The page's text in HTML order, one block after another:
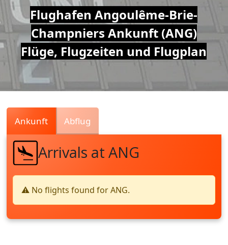
Air
Traffic
Live
Flughafen Angoulême-Brie-
Champniers Ankunft (ANG)
Flüge, Flugzeiten und Flugplan
Ankunft Abflug
Arrivals at ANG
⚠️ No flights found for ANG.